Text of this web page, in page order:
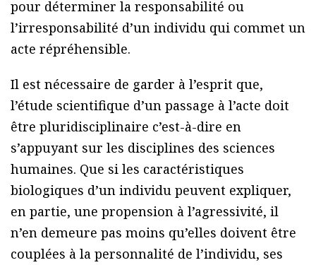
pour déterminer la responsabilité ou
l’irresponsabilité d’un individu qui commet un
acte répréhensible.
Il est nécessaire de garder à l’esprit que,
l’étude scientifique d’un passage à l’acte doit
être pluridisciplinaire c’est-à-dire en
s’appuyant sur les disciplines des sciences
humaines. Que si les caractéristiques
biologiques d’un individu peuvent expliquer,
en partie, une propension à l’agressivité, il
n’en demeure pas moins qu’elles doivent être
couplées à la personnalité de l’individu, ses